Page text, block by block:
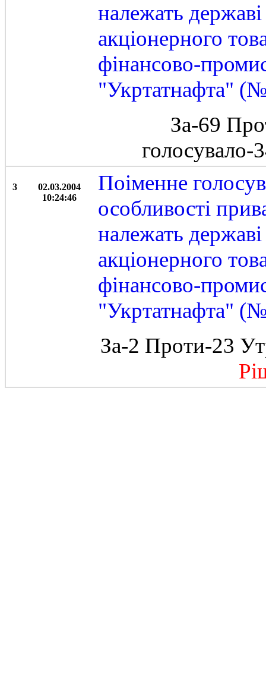
належать
акціонерного
фінансово-
"Укртатнафта"
За-69
голосувало-
3
02.03.2004
10:24:46
Поіменне
особливості
належать
акціонерного
фінансово-
"Укртатнафта"
За-2 Проти-23